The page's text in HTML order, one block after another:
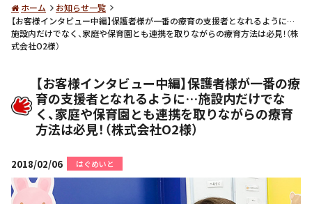
ホーム
お知らせ一覧
【お客様インタビュー中編】保護者様が一番の療育の支援者となれるように…
施設内だけでなく、家庭や保育園とも連携を取りながらの療育方法は必見！（株
式会社O2様）
【お客様インタビュー中編】保護者様が一番の療
育の支援者となれるように…施設内だけでな
く、家庭や保育園とも連携を取りながらの療育
方法は必見！（株式会社O2様）
2018/02/06 はぐめいと